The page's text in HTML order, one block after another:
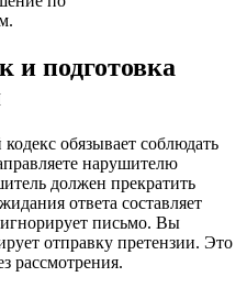
и подготовка
обязывает соблюдать
нарушителю
должен прекратить
ответа составляет
письмо. Вы
отправку претензии. Это
рассмотрения.